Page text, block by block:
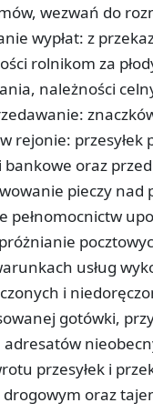
wezwań do
wypłat: z
rolnikom za
należności
rejonie: przesyłek
oraz
pieczy nad
usług
i
gotówki,
przesyłek i
oraz